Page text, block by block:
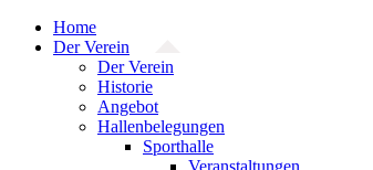
Zum
Inhalt
Home
Der Verein
Der Verein
Historie
Angebot
Hallenbelegungen
Sporthalle
Veranstaltungen